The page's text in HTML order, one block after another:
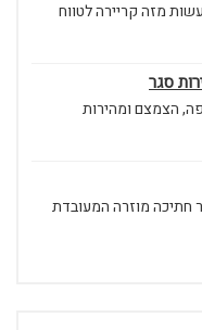
מזה קריירה לטווח
סגר
הצמצם ומהירות
חתיכה מוזרה המעובדת